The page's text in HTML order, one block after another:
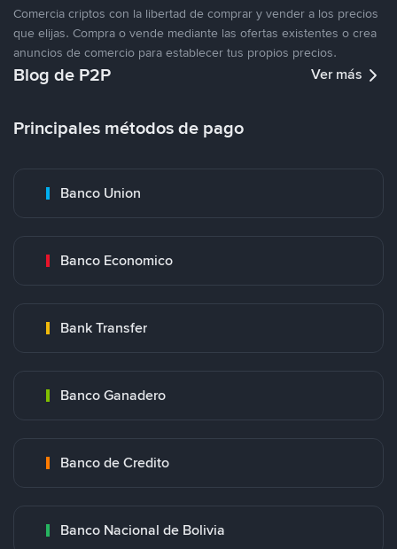
Comercia criptos con la libertad de comprar y vender a los precios
que elijas. Compra o vende mediante las ofertas existentes o crea
anuncios de comercio para establecer tus propios precios.
Blog de P2P Ver más
Principales métodos de pago
Banco Union
Banco Economico
Bank Transfer
Banco Ganadero
Banco de Credito
Banco Nacional de Bolivia